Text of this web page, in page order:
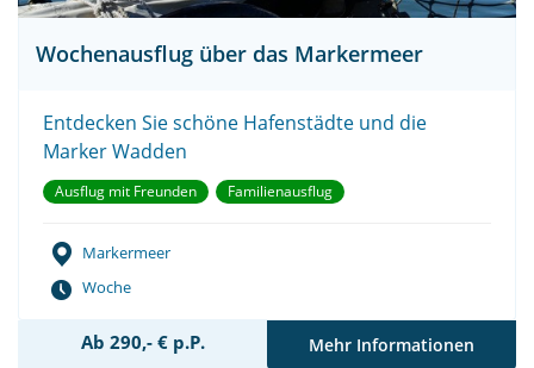
Wochenausflug über das Markermeer
Entdecken Sie schöne Hafenstädte und die
Marker Wadden
Ausflug mit Freunden Familienausflug
Markermeer
Woche
Ab 290,- € p.P. Mehr Informationen